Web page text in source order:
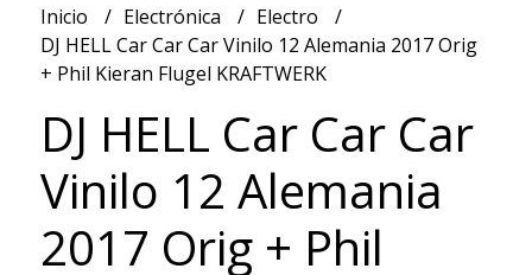
Inicio Electrónica
Electro
DJ HELL Car Car Car Vinilo 12 Alemania 2017 Orig
+ Phil Kieran Flugel KRAFTWERK
DJ HELL Car Car Car
Vinilo 12 Alemania
2017 Orig + Phil